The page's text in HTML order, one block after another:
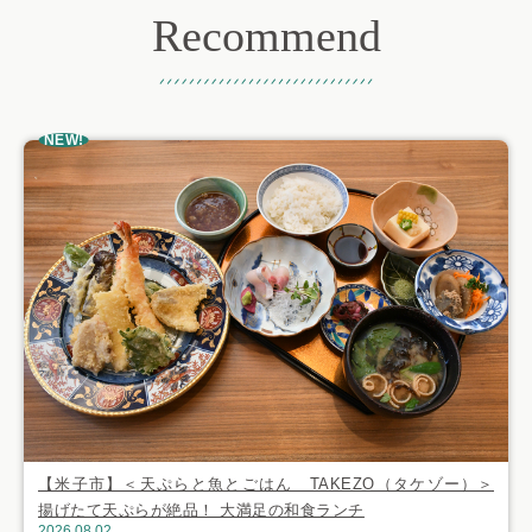
Recommend
NEW!
【米子市】＜天ぷらと魚とごはん TAKEZO（タケゾー）＞
揚げたて天ぷらが絶品！ 大満足の和食ランチ